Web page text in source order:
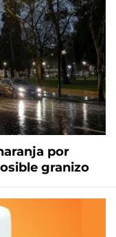
por
granizo